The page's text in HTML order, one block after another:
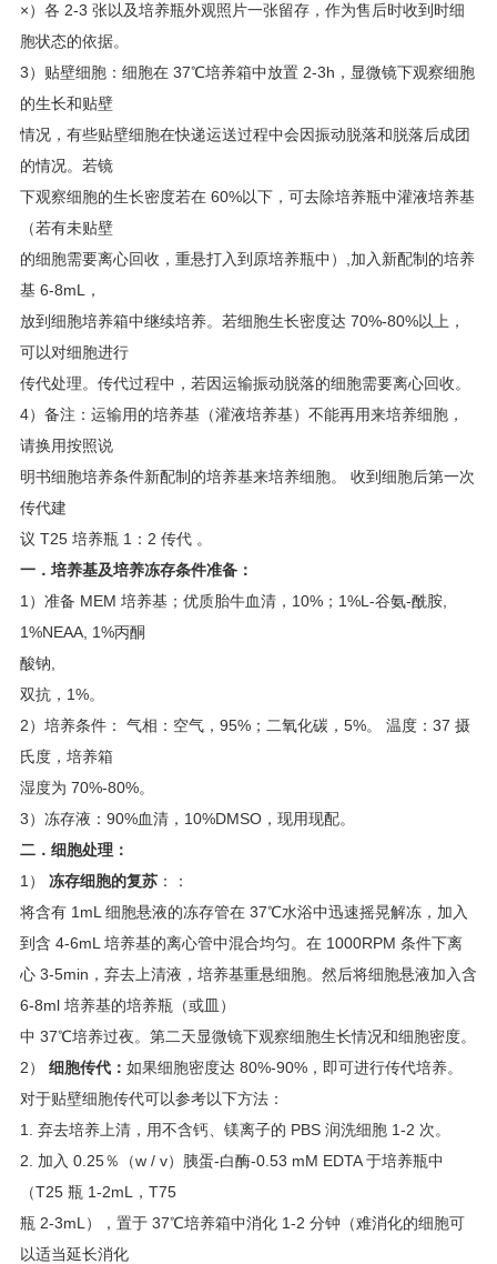
×）各 2-3 张以及培养瓶外观照片一张留存，作为售后时收到时细
胞状态的依据。
3） 贴壁细胞：细胞在 37℃培养箱中放置 2-3h ，显微镜下观察细胞
的生长和贴壁
情况，有些贴壁细胞在快递运送过程中会因振动脱落和脱落后成团
的情况。若镜
下观察细胞的生长密度若在 60%以下，可去除培养瓶中灌液培养基
（若有未贴壁
的细胞需要离心回收，重悬打入到原培养瓶中）
加入新配制的培养
基 6-8mL
，
放到细胞培养箱中继续培养。若细胞生长密度达 70%-80%以上，
可以对细胞进行
传代处理。传代过程中，若因运输振动脱落的细胞需要离心回收。
4）备注：运输用的培养基（灌液培养基）不能再用来培养细胞，
请换用按照说
明书细胞培养条件新配制的培养基来培养细胞。 收到细胞后第一次
传代建
议 T25 培养瓶 1：2 传代 。
一．培养基及培养冻存条件准备：
1）准备 MEM 培养基；优质胎牛血清，10%；1%L-谷氨-酰胺,
1%NEAA, 1%丙酮
酸钠,
双抗，1%。
2）培养条件： 气相：空气，95%；二氧化碳，5%。 温度：37 摄
氏度，培养箱
湿度为 70%-80%。
3）冻存液：90%血清，10%DMSO，现用现配。
二．细胞处理：
1） 冻存细胞的复苏：：
将含有 1mL 细胞悬液的冻存管在 37℃水浴中迅速摇晃解冻，加入
到含 4-6mL 培养基的离心管中混合均匀。在 1000RPM 条件下离
心 3-5min，弃去上清液，培养基重悬细胞。然后将细胞悬液加入含
6-8ml 培养基的培养瓶（或皿）
中 37℃培养过夜。第二天显微镜下观察细胞生长情况和细胞密度。
2） 细胞传代： 如果细胞密度达 80%-90%，即可进行传代培养。
对于贴壁细胞传代可以参考以下方法：
1. 弃去培养上清，用不含钙、镁离子的 PBS 润洗细胞 1-2 次。
2. 加入 0.25％（w / v）胰蛋-白酶-0.53 mM EDTA 于培养瓶中
（T25 瓶 1-2mL，T75
瓶 2-3mL），置于 37℃培养箱中消化 1-2 分钟（难消化的细胞可
以适当延长消化